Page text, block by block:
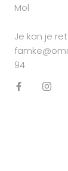
Mol
Je kan je
94